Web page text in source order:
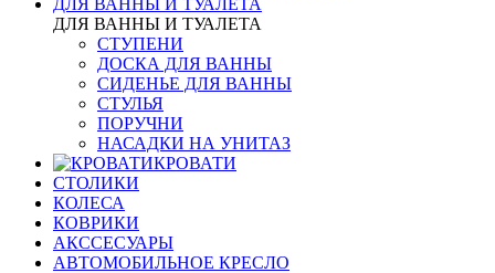
ДЛЯ ВАННЫ И ТУАЛЕТА
ДЛЯ ВАННЫ И ТУАЛЕТА
СТУПЕНИ
ДОСКА ДЛЯ ВАННЫ
СИДЕНЬЕ ДЛЯ ВАННЫ
СТУЛЬЯ
ПОРУЧНИ
НАСАДКИ НА УНИТАЗ
КРОВАТИ
СТОЛИКИ
КОЛЕСА
КОВРИКИ
АКССЕСУАРЫ
АВТОМОБИЛЬНОЕ КРЕСЛО